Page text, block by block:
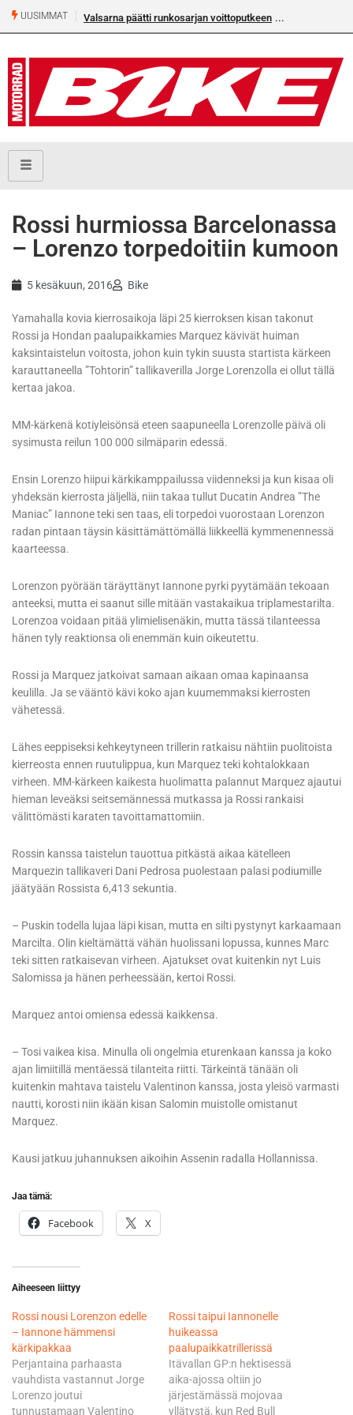
UUSIMMAT Valsarna päätti runkosarjan voittoputkeen
Rossi hurmiossa Barcelonassa
– Lorenzo torpedoitiin kumoon
5 kesäkuun, 2016 Bike
Yamahalla kovia kierrosaikoja läpi 25 kierroksen kisan takonut
Rossi ja Hondan paalupaikkamies Marquez kävivät huiman
kaksintaistelun voitosta, johon kuin tykin suusta startista kärkeen
karauttaneella ”Tohtorin” tallikaverilla Jorge Lorenzolla ei ollut tällä
kertaa jakoa.
MM-kärkenä kotiyleisönsä eteen saapuneella Lorenzolle päivä oli
sysimusta reilun 100 000 silmäparin edessä.
Ensin Lorenzo hiipui kärkikamppailussa viidenneksi ja kun kisaa oli
yhdeksän kierrosta jäljellä, niin takaa tullut Ducatin Andrea ”The
Maniac” Iannone teki sen taas, eli torpedoi vuorostaan Lorenzon
radan pintaan täysin käsittämättömällä liikkeellä kymmenennessä
kaarteessa.
Lorenzon pyörään täräyttänyt Iannone pyrki pyytämään tekoaan
anteeksi, mutta ei saanut sille mitään vastakaikua triplamestarilta.
Lorenzoa voidaan pitää ylimielisenäkin, mutta tässä tilanteessa
hänen tyly reaktionsa oli enemmän kuin oikeutettu.
Rossi ja Marquez jatkoivat samaan aikaan omaa kapinaansa
keulilla. Ja se vääntö kävi koko ajan kuumemmaksi kierrosten
vähetessä.
Lähes eeppiseksi kehkeytyneen trillerin ratkaisu nähtiin puolitoista
kierreosta ennen ruutulippua, kun Marquez teki kohtalokkaan
virheen. MM-kärkeen kaikesta huolimatta palannut Marquez ajautui
hieman leveäksi seitsemännessä mutkassa ja Rossi rankaisi
välittömästi karaten tavoittamattomiin.
Rossin kanssa taistelun tauottua pitkästä aikaa kätelleen
Marquezin tallikaveri Dani Pedrosa puolestaan palasi podiumille
jäätyään Rossista 6,413 sekuntia.
– Puskin todella lujaa läpi kisan, mutta en silti pystynyt karkaamaan
Marcilta. Olin kieltämättä vähän huolissani lopussa, kunnes Marc
teki sitten ratkaisevan virheen. Ajatukset ovat kuitenkin nyt Luis
Salomissa ja hänen perheessään, kertoi Rossi.
Marquez antoi omiensa edessä kaikkensa.
– Tosi vaikea kisa. Minulla oli ongelmia eturenkaan kanssa ja koko
ajan limiitillä mentäessä tilanteita riitti. Tärkeintä tänään oli
kuitenkin mahtava taistelu Valentinon kanssa, josta yleisö varmasti
nautti, korosti niin ikään kisan Salomin muistolle omistanut
Marquez.
Kausi jatkuu juhannuksen aikoihin Assenin radalla Hollannissa.
Jaa tämä:
Facebook X
Aiheeseen liittyy
Rossi nousi Lorenzon edelle
– Iannone hämmensi
kärkipakkaa
Perjantaina parhaasta
vauhdista vastannut Jorge
Lorenzo joutui
tunnustamaan Valentino
Rossi taipui Iannonelle
huikeassa
paalupaikkatrillerissä
Itävallan GP:n hektisessä
aika-ajossa oltiin jo
järjestämässä mojovaa
yllätystä, kun Red Bull